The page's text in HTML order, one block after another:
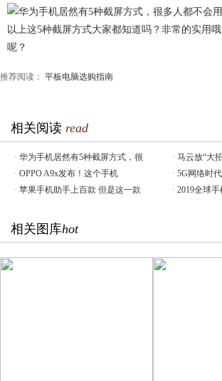
以上这5种截屏方式大家都知道吗？非常的实用
呢？
推荐阅读： 平板电脑选购指南
相关阅读 read
· 华为手机居然有5种截屏方式，很 · 马云放“大
· OPPO A9x发布！这个手机 · 5G网络时
· 苹果手机助手上百款 但是这一款 · 2019全球
相关图库hot